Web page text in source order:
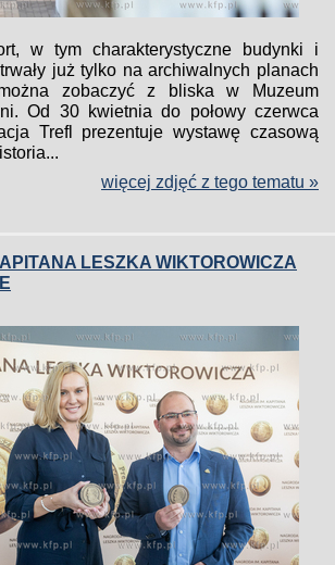
w tym charakterystyczne budynki i
już tylko na archiwalnych planach
zobaczyć z bliska w Muzeum
Od 30 kwietnia do połowy czerwca
Trefl prezentuje wystawę czasową
więcej zdjęć z tego tematu »
LESZKA WIKTOROWICZA